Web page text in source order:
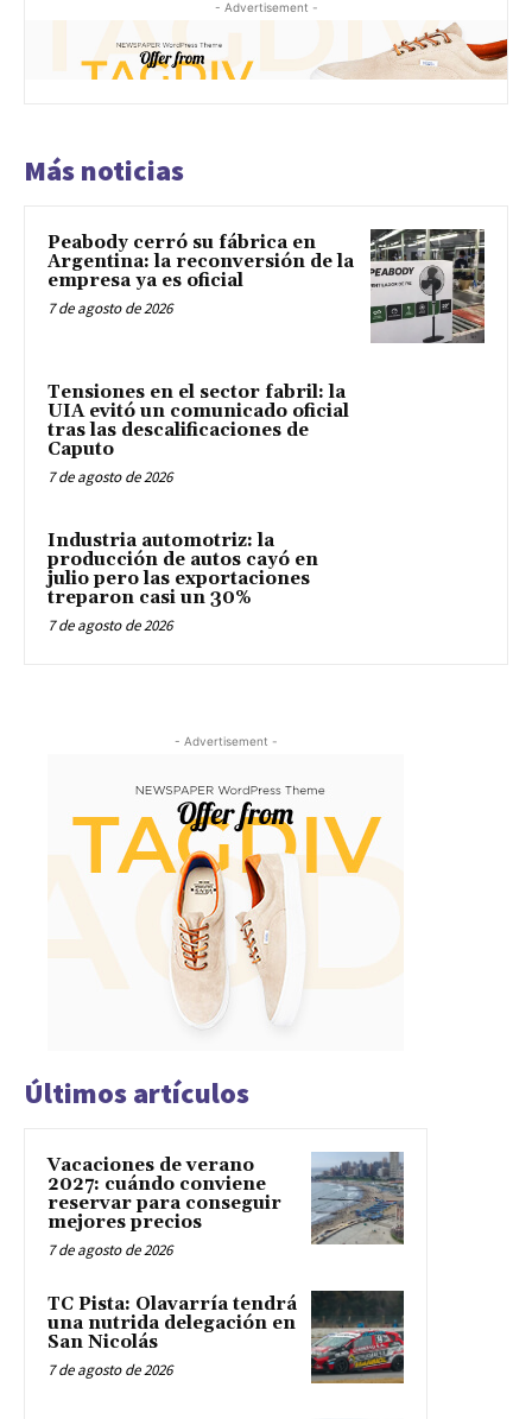
- Advertisement -
Más noticias
Peabody cerró su fábrica en
Argentina: la reconversión de la
empresa ya es oficial
7 de agosto de 2026
Tensiones en el sector fabril: la
UIA evitó un comunicado oficial
tras las descalificaciones de
Caputo
7 de agosto de 2026
Industria automotriz: la
producción de autos cayó en
julio pero las exportaciones
treparon casi un 30%
7 de agosto de 2026
- Advertisement -
Últimos artículos
Vacaciones de verano
2027: cuándo conviene
reservar para conseguir
mejores precios
7 de agosto de 2026
TC Pista: Olavarría tendrá
una nutrida delegación en
San Nicolás
7 de agosto de 2026